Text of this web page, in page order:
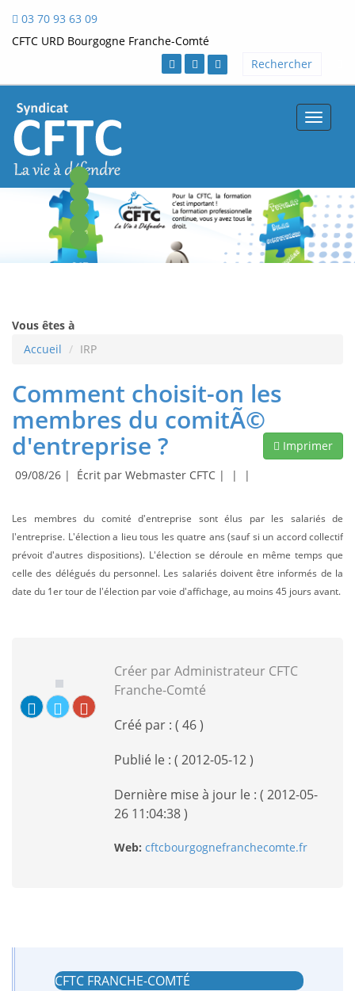
03 70 93 63 09
CFTC URD Bourgogne Franche-Comté
Toggle
Vous êtes à
Accueil
IRP
Comment choisit-on les
membres du comitÃ©
d'entreprise ?
Imprimer
09/08/26 |
Écrit par Webmaster CFTC | | |
Les membres du comité d'entreprise sont élus par les salariés de
l'entreprise. L'élection a lieu tous les quatre ans (sauf si un accord collectif
prévoit d'autres dispositions). L'élection se déroule en même temps que
celle des délégués du personnel. Les salariés doivent être informés de la
date du 1er tour de l'élection par voie d'affichage, au moins 45 jours avant.
Créer par Administrateur CFTC
Franche-Comté
Créé par : ( 46 )
Publié le : ( 2012-05-12 )
Dernière mise à jour le : ( 2012-05-
26 11:04:38 )
Web: cftcbourgognefranchecomte.fr
CFTC FRANCHE-COMTÉ